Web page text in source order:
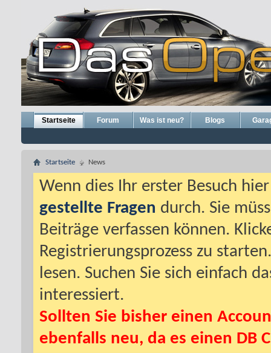
Startseite Forum Was ist neu? Blogs
Startseite News
Wenn dies Ihr erster Besuch
gestellte Fragen durch. Sie
Beiträge verfassen können.
Registrierungsprozess zu
lesen. Suchen Sie sich einfach
interessiert.
Sollten Sie bisher einen
ebenfalls neu, da es einen DB